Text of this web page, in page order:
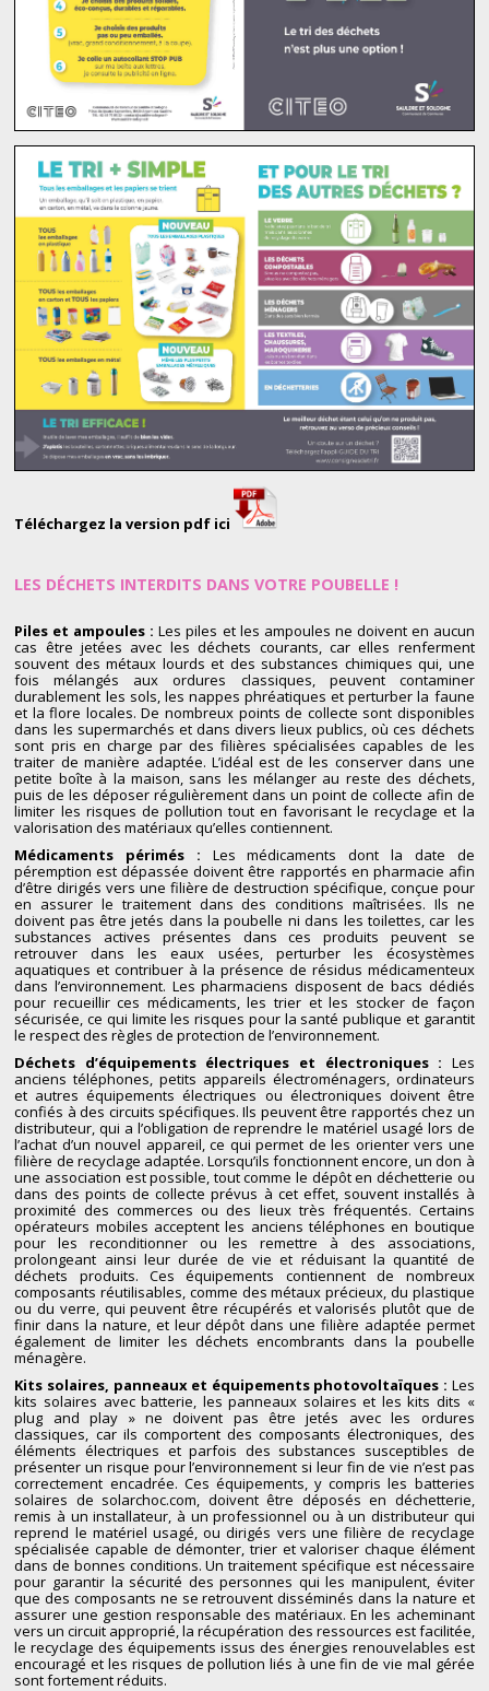
Téléchargez la version pdf ici
LES DÉCHETS INTERDITS DANS VOTRE POUBELLE !
Piles et ampoules :Les piles et les ampoules ne doivent en aucun
cas être jetées avec les déchets courants, car elles renferment
souvent des métaux lourds et des substances chimiques qui, une
fois mélangés aux ordures classiques, peuvent contaminer
durablement les sols, les nappes phréatiques et perturber la faune
et la flore locales. De nombreux points de collecte sont disponibles
dans les supermarchés et dans divers lieux publics, où ces déchets
sont pris en charge par des filières spécialisées capables de les
traiter de manière adaptée. L’idéal est de les conserver dans une
petite boîte à la maison, sans les mélanger au reste des déchets,
puis de les déposer régulièrement dans un point de collecte afin de
limiter les risques de pollution tout en favorisant le recyclage et la
valorisation des matériaux qu’elles contiennent.
Médicaments périmés : Les médicaments dont la date de
péremption est dépassée doivent être rapportés en pharmacie afin
d’être dirigés vers une filière de destruction spécifique, conçue pour
en assurer le traitement dans des conditions maîtrisées. Ils ne
doivent pas être jetés dans la poubelle ni dans les toilettes, car les
substances actives présentes dans ces produits peuvent se
retrouver dans les eaux usées, perturber les écosystèmes
aquatiques et contribuer à la présence de résidus médicamenteux
dans l’environnement. Les pharmaciens disposent de bacs dédiés
pour recueillir ces médicaments, les trier et les stocker de façon
sécurisée, ce qui limite les risques pour la santé publique et garantit
le respect des règles de protection de l’environnement.
Déchets d’équipements électriques et électroniques : Les
anciens téléphones, petits appareils électroménagers, ordinateurs
et autres équipements électriques ou électroniques doivent être
confiés à des circuits spécifiques. Ils peuvent être rapportés chez un
distributeur, qui a l’obligation de reprendre le matériel usagé lors de
l’achat d’un nouvel appareil, ce qui permet de les orienter vers une
filière de recyclage adaptée. Lorsqu’ils fonctionnent encore, un don à
une association est possible, tout comme le dépôt en déchetterie ou
dans des points de collecte prévus à cet effet, souvent installés à
proximité des commerces ou des lieux très fréquentés. Certains
opérateurs mobiles acceptent les anciens téléphones en boutique
pour les reconditionner ou les remettre à des associations,
prolongeant ainsi leur durée de vie et réduisant la quantité de
déchets produits. Ces équipements contiennent de nombreux
composants réutilisables, comme des métaux précieux, du plastique
ou du verre, qui peuvent être récupérés et valorisés plutôt que de
finir dans la nature, et leur dépôt dans une filière adaptée permet
également de limiter les déchets encombrants dans la poubelle
ménagère.
Kits solaires, panneaux et équipements photovoltaïques : Les
kits solaires avec batterie, les panneaux solaires et les kits dits «
plug and play » ne doivent pas être jetés avec les ordures
classiques, car ils comportent des composants électroniques, des
éléments électriques et parfois des substances susceptibles de
présenter un risque pour l’environnement si leur fin de vie n’est pas
correctement encadrée. Ces équipements, y compris les batteries
solaires de solarchoc.com, doivent être déposés en déchetterie,
remis à un installateur, à un professionnel ou à un distributeur qui
reprend le matériel usagé, ou dirigés vers une filière de recyclage
spécialisée capable de démonter, trier et valoriser chaque élément
dans de bonnes conditions. Un traitement spécifique est nécessaire
pour garantir la sécurité des personnes qui les manipulent, éviter
que des composants ne se retrouvent disséminés dans la nature et
assurer une gestion responsable des matériaux. En les acheminant
vers un circuit approprié, la récupération des ressources est facilitée,
le recyclage des équipements issus des énergies renouvelables est
encouragé et les risques de pollution liés à une fin de vie mal gérée
sont fortement réduits.